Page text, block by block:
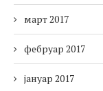
март 2017
фебруар 2017
јануар 2017